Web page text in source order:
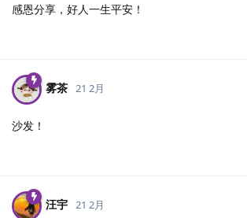
感恩分享，好人一生平安！
雾茶 21 2月
沙发！
汪宇 21 2月